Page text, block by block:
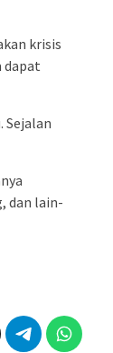
krisis
dapat
Sejalan
dan lain-